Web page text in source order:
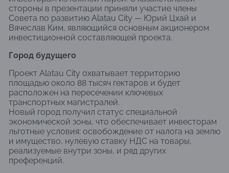
стороны в презентации приняли участие члены
Совета по развитию Alatau City — Юрий Цхай и
Вячеслав Ким, являющийся основным акционером
инвестиционной составляющей проекта.
Город будущего
Проект Alatau City охватывает территорию
площадью около 88 тысяч гектаров и будет
расположен на пересечении ключевых
транспортных магистралей.
Новый город получил статус специальной
экономической зоны, что обеспечивает инвесторам
льготные условия: освобождение от налога на землю
и имущество, нулевую ставку НДС на товары,
реализуемые внутри зоны, и ряд других
преференций.